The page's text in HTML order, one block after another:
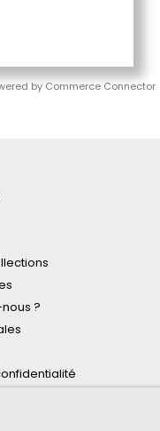
by Commerce Connector
?